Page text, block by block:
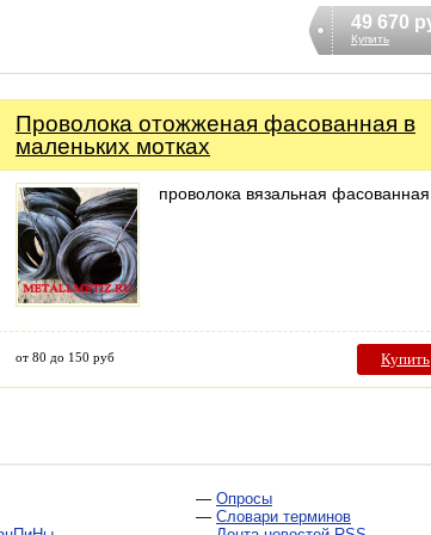
49 670
Купить
Проволока отожженая фасованная в
маленьких мотках
проволока вязальная фасованная
от 80 до 150 руб Купить
— Опросы
— Словари терминов